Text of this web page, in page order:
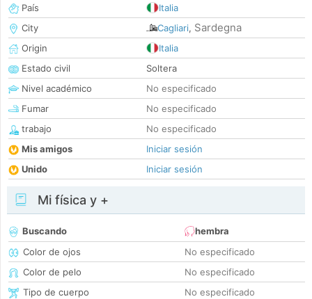
País
Italia
City
Cagliari, Sardegna
Origin
Italia
Estado civil
Soltera
Nivel académico
No especificado
Fumar
No especificado
trabajo
No especificado
Mis amigos
Iniciar sesión
Unido
Iniciar sesión
Mi física y +
Buscando
hembra
Color de ojos
No especificado
Color de pelo
No especificado
Tipo de cuerpo
No especificado